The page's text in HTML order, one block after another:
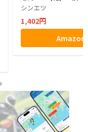
シンエツ
1,402円
Amazon